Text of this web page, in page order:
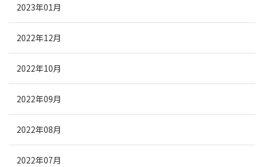
2023年01月
2022年12月
2022年10月
2022年09月
2022年08月
2022年07月